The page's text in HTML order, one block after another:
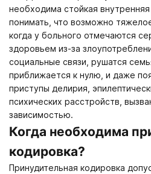
необходима стойкая
понимать, что возможно
когда у больного отмечаются
здоровьем из-за
социальные связи, рушатся
приближается к нулю, и даже
приступы делирия,
психических расстройств,
зависимостью.
Когда необходима
кодировка?
Принудительная кодировка